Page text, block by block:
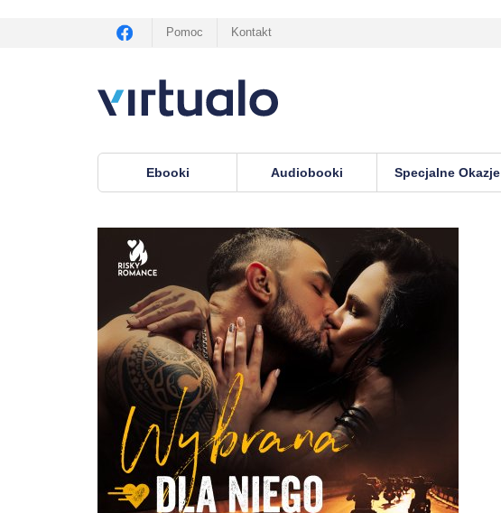
Pomoc Kontakt
Ebooki Audiobooki Specjalne Okazje